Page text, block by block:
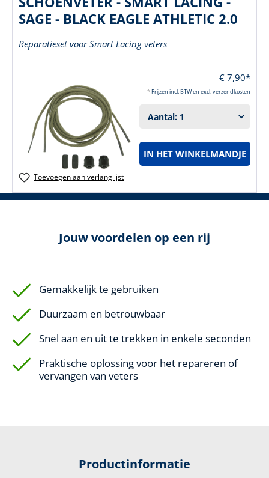
SAGE - BLACK EAGLE ATHLETIC 2.0
Reparatieset voor Smart Lacing veters
€ 7,90*
*Prijzen incl. BTW en excl. verzendkosten
IN HET WINKELMANDJE
Toevoegen aan verlanglijst
Jouw voordelen op een rij
Gemakkelijk te gebruiken
Duurzaam en betrouwbaar
Snel aan en uit te trekken in enkele seconden
Praktische oplossing voor het repareren of
vervangen van veters
Productinformatie